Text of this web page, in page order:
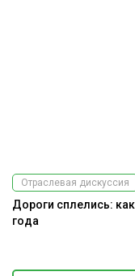
Отраслевая дискуссия
Дороги сплелись:
года